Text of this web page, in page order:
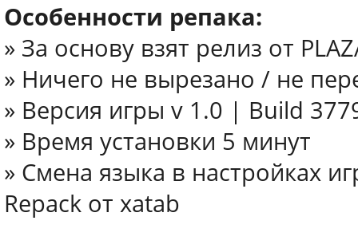
Особенности репака:
» За основу взят релиз от
» Ничего не вырезано / не
» Версия игры v 1.0 | Build
» Время установки 5 минут
» Смена языка в настройках
Repack от xatab